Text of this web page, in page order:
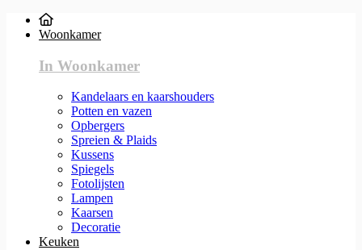
Woonkamer
In Woonkamer
Kandelaars en kaarshouders
Potten en vazen
Opbergers
Spreien & Plaids
Kussens
Spiegels
Fotolijsten
Lampen
Kaarsen
Decoratie
Keuken